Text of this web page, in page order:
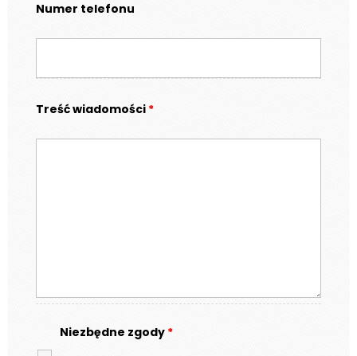
Numer telefonu
Treść wiadomości *
Niezbędne zgody *